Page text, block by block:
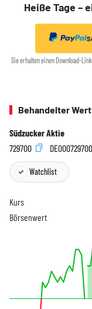
Heiße Tage –
Sie erhalten einen Download-
Behandelter Wert
Südzucker Aktie
729700
Watchlist
Kurs
Börsenwert